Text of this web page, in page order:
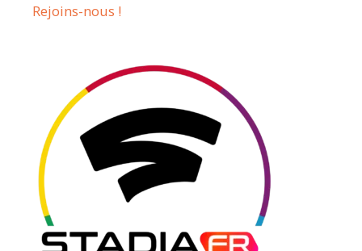
Rejoins-nous !